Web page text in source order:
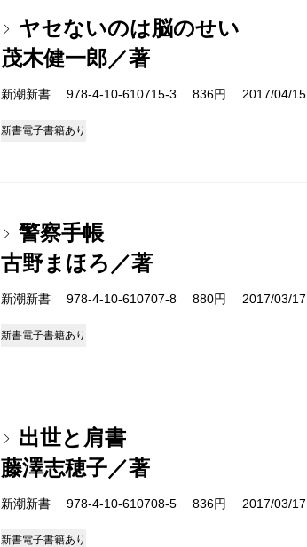
ヤセないのは脳のせい
茂木健一郎／著
新潮新書 978-4-10-610715-3 836円 2017/04/15
新書電子書籍あり
警察手帳
古野まほろ／著
新潮新書 978-4-10-610707-8 880円 2017/03/17
新書電子書籍あり
出世と肩書
藤澤志穂子／著
新潮新書 978-4-10-610708-5 836円 2017/03/17
新書電子書籍あり